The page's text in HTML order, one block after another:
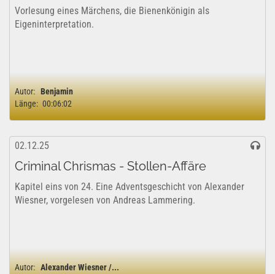
Vorlesung eines Märchens, die Bienenkönigin als
Eigeninterpretation.
Autor: Benjamin
Länge: 00:06:02
02.12.25
Criminal Chrismas - Stollen-Affäre
Kapitel eins von 24. Eine Adventsgeschicht von Alexander
Wiesner, vorgelesen von Andreas Lammering.
Autor: Alexander Wiesner /...